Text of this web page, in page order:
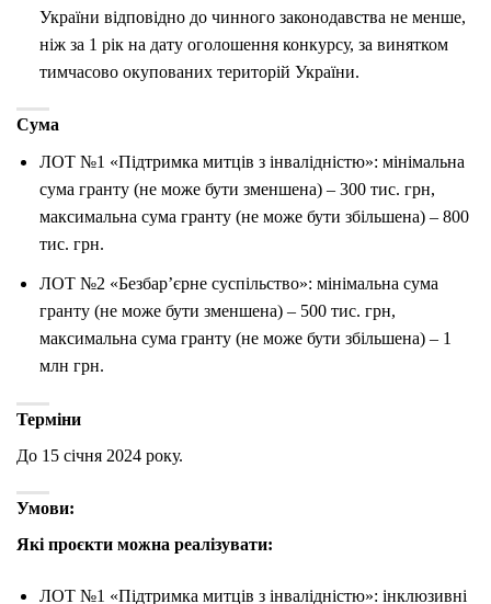
України відповідно до чинного законодавства не менше,
ніж за 1 рік на дату оголошення конкурсу, за винятком
тимчасово окупованих територій України.
Сума
ЛОТ №1 «Підтримка митців з інвалідністю»: мінімальна
сума гранту (не може бути зменшена) – 300 тис. грн,
максимальна сума гранту (не може бути збільшена) – 800
тис. грн.
ЛОТ №2 «Безбар’єрне суспільство»: мінімальна сума
гранту (не може бути зменшена) – 500 тис. грн,
максимальна сума гранту (не може бути збільшена) – 1
млн грн.
Терміни
До 15 січня 2024 року.
Умови:
Які проєкти можна реалізувати:
ЛОТ №1 «Підтримка митців з інвалідністю»: інклюзивні